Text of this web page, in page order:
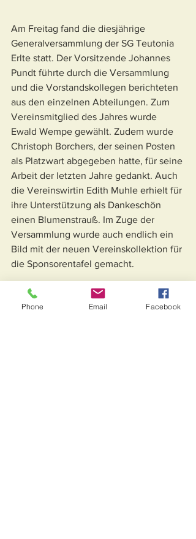
Am Freitag fand die diesjährige
Generalversammlung der SG Teutonia
Erlte statt. Der Vorsitzende Johannes
Pundt führte durch die Versammlung
und die Vorstandskollegen berichteten
aus den einzelnen Abteilungen. Zum
Vereinsmitglied des Jahres wurde
Ewald Wempe gewählt. Zudem wurde
Christoph Borchers, der seinen Posten
als Platzwart abgegeben hatte, für seine
Arbeit der letzten Jahre gedankt. Auch
die Vereinswirtin Edith Muhle erhielt für
ihre Unterstützung als Dankeschön
einen Blumenstrauß. Im Zuge der
Versammlung wurde auch endlich ein
Bild mit der neuen Vereinskollektion für
die Sponsorentafel gemacht.
Phone Email Facebook